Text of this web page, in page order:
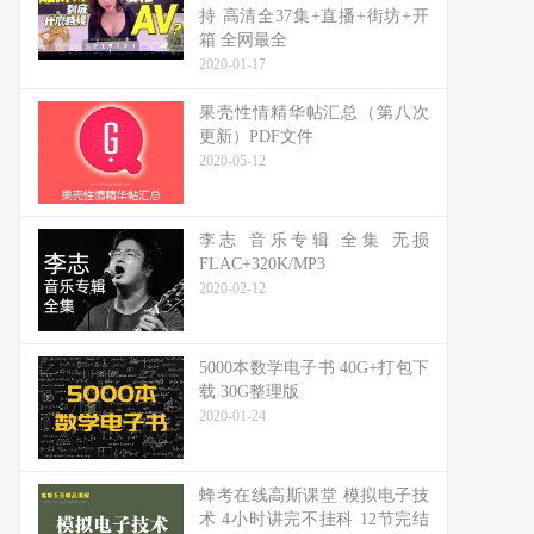
持 高清全37集+直播+街坊+开
箱 全网最全
2020-01-17
果壳性情精华帖汇总（第八次
更新）PDF文件
2020-05-12
李志 音乐专辑 全集 无损
FLAC+320K/MP3
2020-02-12
5000本数学电子书 40G+打包下
载 30G整理版
2020-01-24
蜂考在线高斯课堂 模拟电子技
术 4小时讲完不挂科 12节完结